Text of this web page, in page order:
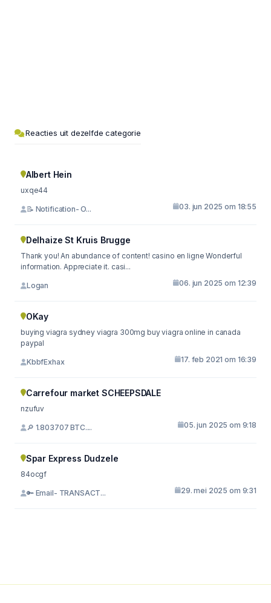
Reacties uit dezelfde categorie
Albert Hein
uxqe44
📝 Notification- O... 03. jun 2025 om 18:55
Delhaize St Kruis Brugge
Thank you! An abundance of content! casino en ligne Wonderful
information. Appreciate it. casi...
Logan 06. jun 2025 om 12:39
OKay
buying viagra sydney viagra 300mg buy viagra online in canada
paypal
KbbfExhax 17. feb 2021 om 16:39
Carrefour market SCHEEPSDALE
nzufuv
🔎 1.803707 BTC.... 05. jun 2025 om 9:18
Spar Express Dudzele
84ocgf
🔑 Email- TRANSACT... 29. mei 2025 om 9:31